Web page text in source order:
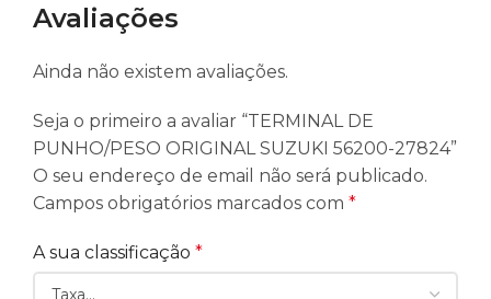
Avaliações
Ainda não existem avaliações.
Seja o primeiro a avaliar “TERMINAL DE
PUNHO/PESO ORIGINAL SUZUKI 56200-27824”
O seu endereço de email não será publicado.
Campos obrigatórios marcados com *
A sua classificação *